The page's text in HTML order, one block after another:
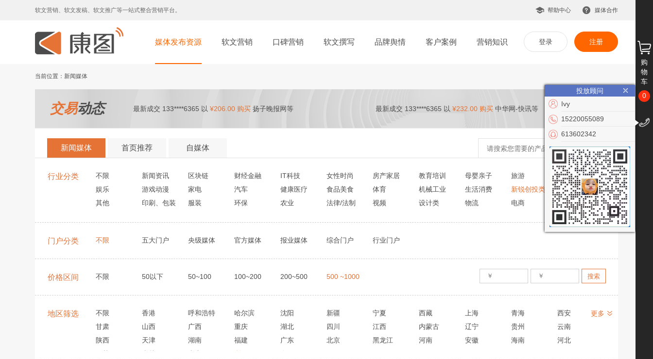
软文营销、软文发稿、软文推广等一站式整合营销平台。 帮助中心 媒体合作
登录 注册
媒体发布资源 软文营销 口碑营销 软文撰写 品牌舆情 客户案例 营销知识
当前位置：新闻媒体
交易动态 最新成交 133****6365 以 ¥206.00 购买 扬子晚报网等 最新成交 133****6365 以 ¥232.00 购买 中华网-快讯等
新闻媒体 首页推荐 自媒体
行业分类 不限 新闻资讯 区块链 财经金融 IT科技 女性时尚 房产家居 教育培训 母婴亲子 旅游
文化艺术
娱乐
游戏动漫 家电 汽车 健康医疗 食品美食 体育 机械工业 生活消费 新锐创投类
党建政务
其他
印刷、包装 服装 环保 农业 法律/法制 视频 设计类 物流 电商
VR/AR
公益慈善
门户分类 不限 五大门户 央级媒体 官方媒体 报业媒体 综合门户 行业门户
价格区间 不限 50以下 50~100 100~200 200~500 500 ~1000
地区筛选 不限 香港 呼和浩特 哈尔滨 沈阳 新疆 宁夏 西藏 上海 青海
西安
甘肃
山西 广西 重庆 湖北 四川 江西 内蒙古 辽宁 贵州
云南
陕西
天津 湖南 福建 广东 北京 黑龙江 河南 安徽 海南
河北
更多
购
物
车
0
投放顾问
Ivy
15220055089
613602342